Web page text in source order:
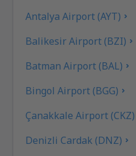
Antalya Airport (AYT)
Balikesir Airport (BZI)
Batman Airport (BAL)
Bingol Airport (BGG)
Çanakkale Airport (CKZ)
Denizli Cardak (DNZ)